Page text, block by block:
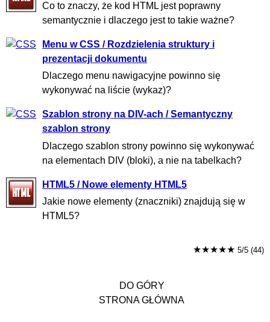
Co to znaczy, że kod HTML jest poprawny
semantycznie i dlaczego jest to takie ważne?
Menu w CSS / Rozdzielenia struktury i
prezentacji dokumentu
Dlaczego menu nawigacyjne powinno się
wykonywać na liście (wykaz)?
Szablon strony na DIV-ach / Semantyczny
szablon strony
Dlaczego szablon strony powinno się wykonywać
na elementach DIV (bloki), a nie na tabelkach?
HTML5 / Nowe elementy HTML5
Jakie nowe elementy (znaczniki) znajdują się w
HTML5?
★★★★★ 5/5 (44)
DO GÓRY
STRONA GŁÓWNA